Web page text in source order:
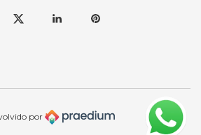
Twitter LinkedinPinterest
por